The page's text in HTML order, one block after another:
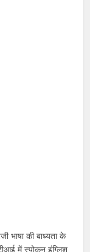
भाषा की बाध्यता के
में स्पोकन इंग्लिश